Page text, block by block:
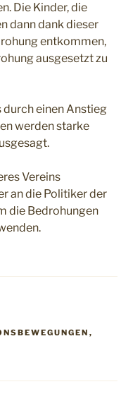
Die Kinder, die
dann dank dieser
entkommen,
ausgesetzt zu
einen Anstieg
werden starke
Vereins
an die Politiker der
die Bedrohungen
,